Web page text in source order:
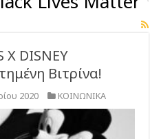
DISNEY
Βιτρίνα!
2020 ΚΟΙΝΩΝΙΚΑ